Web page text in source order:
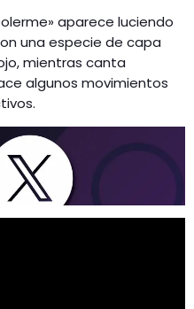
aparece luciendo
una especie de capa
mientras canta
algunos movimientos